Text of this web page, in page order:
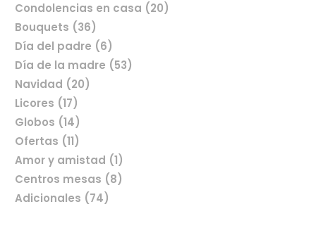
Comprar flores en línea
Condolencias en casa (20)
Bouquets (36)
Día del padre (6)
Día de la madre (53)
Navidad (20)
Licores (17)
Globos (14)
Ofertas (11)
Amor y amistad (1)
Centros mesas (8)
Adicionales (74)